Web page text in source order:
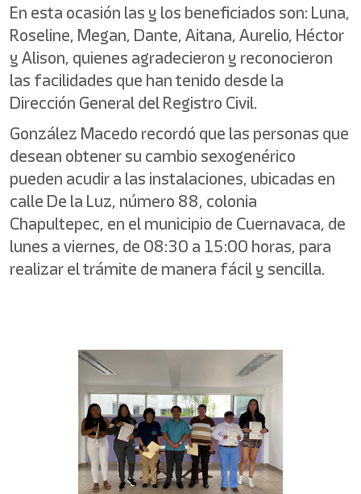
En esta ocasión las y los beneficiados son: Luna,
Roseline, Megan, Dante, Aitana, Aurelio, Héctor
y Alison, quienes agradecieron y reconocieron
las facilidades que han tenido desde la
Dirección General del Registro Civil.
González Macedo recordó que las personas que
desean obtener su cambio sexogenérico
pueden acudir a las instalaciones, ubicadas en
calle De la Luz, número 88, colonia
Chapultepec, en el municipio de Cuernavaca, de
lunes a viernes, de 08:30 a 15:00 horas, para
realizar el trámite de manera fácil y sencilla.